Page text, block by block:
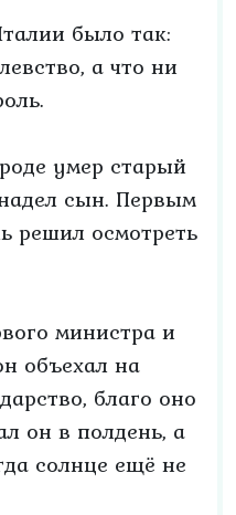
было так:
а что ни
умер старый
сын. Первым
решил осмотреть
министра и
объехал на
благо оно
он в полдень, а
солнце ещё не